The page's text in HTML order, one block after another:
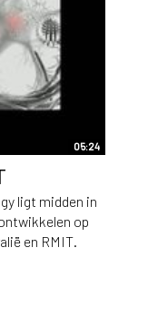
05:24
ligt midden in
op
en RMIT.